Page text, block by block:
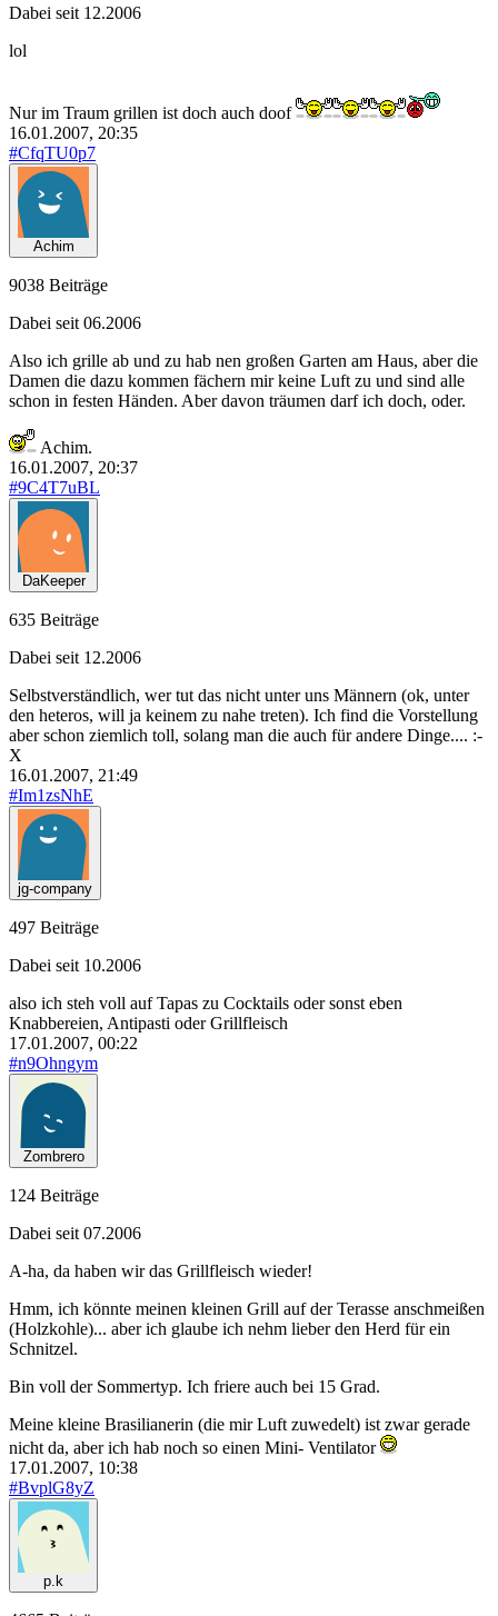
Dabei seit 12.2006
lol
Nur im Traum grillen ist doch auch doof
16.01.2007, 20:35
#CfqTU0p7
Achim
9038 Beiträge
Dabei seit 06.2006
Also ich grille ab und zu hab nen großen Garten am Haus, aber die
Damen die dazu kommen fächern mir keine Luft zu und sind alle
schon in festen Händen. Aber davon träumen darf ich doch, oder.
Achim.
16.01.2007, 20:37
#9C4T7uBL
DaKeeper
635 Beiträge
Dabei seit 12.2006
Selbstverständlich, wer tut das nicht unter uns Männern (ok, unter
den heteros, will ja keinem zu nahe treten). Ich find die Vorstellung
aber schon ziemlich toll, solang man die auch für andere Dinge.... :-
X
16.01.2007, 21:49
#Im1zsNhE
jg-company
497 Beiträge
Dabei seit 10.2006
also ich steh voll auf Tapas zu Cocktails oder sonst eben
Knabbereien, Antipasti oder Grillfleisch
17.01.2007, 00:22
#n9Ohngym
Zombrero
124 Beiträge
Dabei seit 07.2006
A-ha, da haben wir das Grillfleisch wieder!
Hmm, ich könnte meinen kleinen Grill auf der Terasse anschmeißen
(Holzkohle)... aber ich glaube ich nehm lieber den Herd für ein
Schnitzel.
Bin voll der Sommertyp. Ich friere auch bei 15 Grad.
Meine kleine Brasilianerin (die mir Luft zuwedelt) ist zwar gerade
nicht da, aber ich hab noch so einen Mini- Ventilator
17.01.2007, 10:38
#BvplG8yZ
p.k